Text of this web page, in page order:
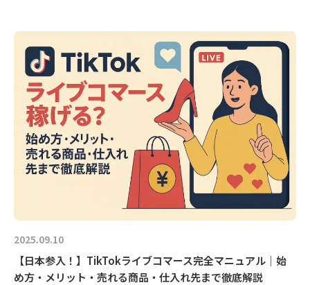
2025.09.10
【日本参入！】TikTokライブコマース完全マニュアル｜始
め方・メリット・売れる商品・仕入れ先まで徹底解説